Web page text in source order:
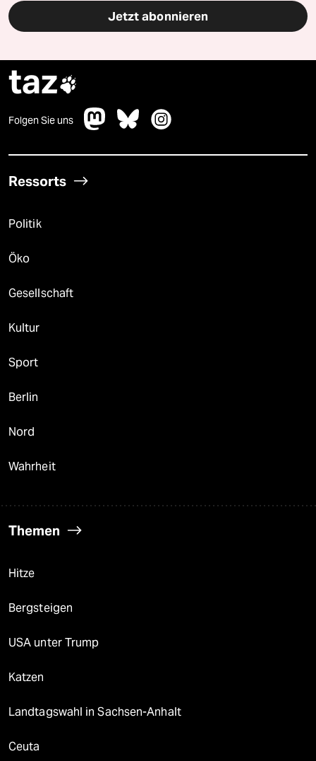
Jetzt abonnieren
taz
Folgen Sie uns
Ressorts
Politik
Öko
Gesellschaft
Kultur
Sport
Berlin
Nord
Wahrheit
Themen
Hitze
Bergsteigen
USA unter Trump
Katzen
Landtagswahl in Sachsen-Anhalt
Ceuta